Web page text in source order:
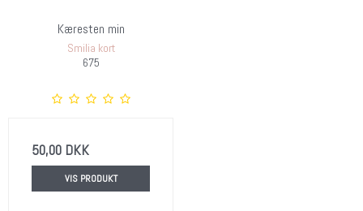
Kæresten min
Smilia kort
675
50,00 DKK
VIS PRODUKT